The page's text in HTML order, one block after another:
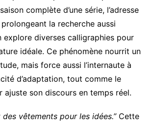
complète d’une série, l’adresse
la recherche aussi
explore diverses calligraphies pour
idéale. Ce phénomène nourrit un
mais force aussi l’internaute à
d’adaptation, tout comme le
ajuste son discours en temps réel.
des vêtements pour les idées.”Cette